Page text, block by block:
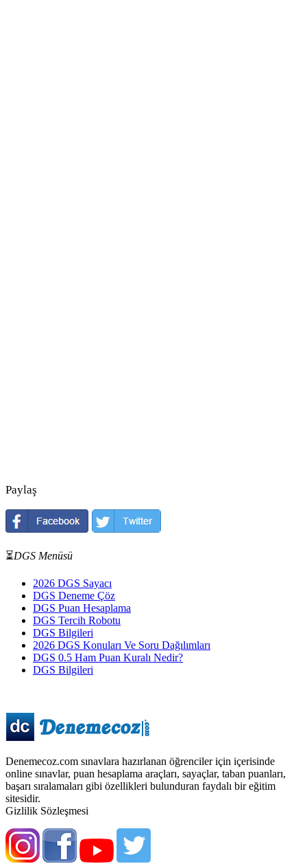
Paylaş
⏳DGS Menüsü
2026 DGS Sayacı
DGS Deneme Çöz
DGS Puan Hesaplama
DGS Tercih Robotu
DGS Bilgileri
2026 DGS Konuları Ve Soru Dağılımları
DGS 0.5 Ham Puan Kuralı Nedir?
DGS Bilgileri
Denemecoz.com sınavlara hazırlanan öğrenciler için içerisinde
online sınavlar, puan hesaplama araçları, sayaçlar, taban puanları,
başarı sıralamaları gibi özellikleri bulunduran faydalı bir eğitim
sitesidir.
Gizlilik Sözleşmesi